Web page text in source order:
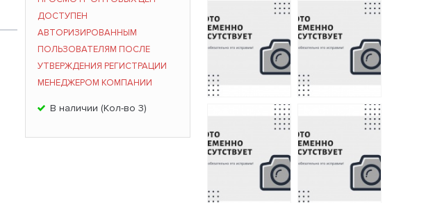
ДОСТУПЕН
АВТОРИЗИРОВАННЫМ
ПОЛЬЗОВАТЕЛЯМ ПОСЛЕ
УТВЕРЖДЕНИЯ РЕГИСТРАЦИИ
МЕНЕДЖЕРОМ КОМПАНИИ
В наличии (Кол-во 3)
Полотенце
махровое
Тиффани Он и Она
50*80 бордо
335 руб.
Полотенце
махровое
Тиффани Он и Она
40х65 лунный рок
216 руб.